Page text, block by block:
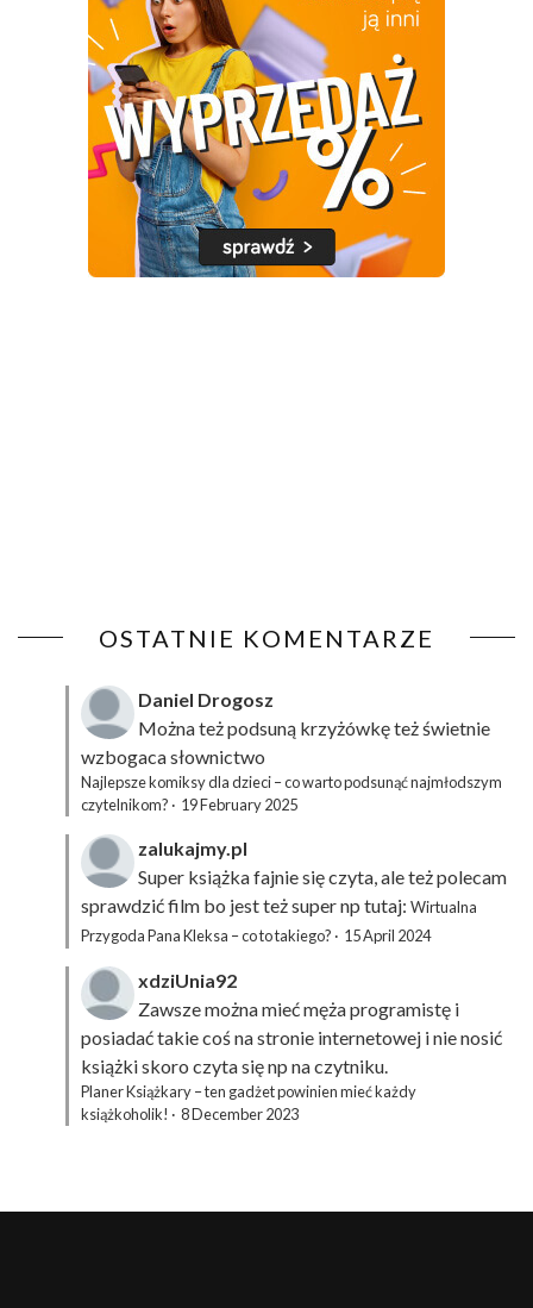
OSTATNIE KOMENTARZE
Daniel Drogosz
Można też podsuną krzyżówkęteż świetnie
wzbogaca słownictwo
Najlepsze komiksy dla dzieci – co warto podsunąć najmłodszym
czytelnikom? · 19 February 2025
zalukajmy.pl
Super książka fajnie się czyta, ale też polecam
sprawdzić film bo jest też super np tutaj: Wirtualna
Przygoda Pana Kleksa – co to takiego? · 15 April 2024
xdziUnia92
Zawsze można mieć męża programistę i
posiadać takie coś na stronie internetowej i nie nosić
książki skoro czyta się np na czytniku.
Planer Książkary – ten gadżet powinien mieć każdy
książkoholik! · 8 December 2023